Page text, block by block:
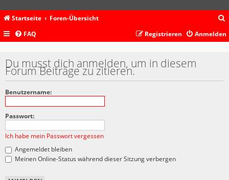
Startseite Foren-Übersicht
c
FAQ Anmelden
Registrieren
Du musst dich anmelden, um in diesem
Forum Beiträge zu zitieren.
Benutzername:
Passwort:
Ich habe mein Passwort vergessen
Angemeldet bleiben
Meinen Online-Status während dieser Sitzung verbergen